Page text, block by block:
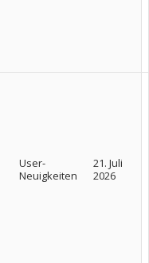
User-
Neuigkeiten
21. Juli
2026